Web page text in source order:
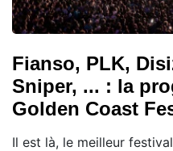
Fianso, PLK,
Sniper, ... : la
Golden Coast
Il est là, le meilleur